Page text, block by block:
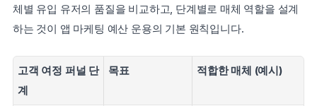
체별 유입 유저의 품질을 비교하고, 단계별로 매체 역할을 설계
하는 것이 앱 마케팅 예산 운용의 기본 원칙입니다.
고객 여정 퍼널 단
계
목표 적합한 매체 (예시)